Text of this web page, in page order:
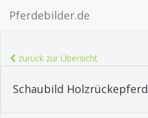
Pferdebilder.de
zurück zur Übersicht
Schaubild Holzrückepferd